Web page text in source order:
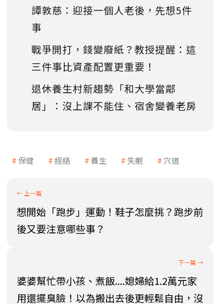
譚敦慈：迎接一個人老後，先想5件
事
戰爭開打，錢變廢紙？教授提醒：這
三件事比資產配置更重要！
退休養生村新趨勢「和大學當鄰
居」：沒上課不能住、宿舍變養老房
保健 經絡 養生 失眠 穴道
想開始「跑步」運動！鞋子怎麼挑？跑步前
後又要注意哪些事？
婆婆幫忙帶小孩、煮飯....媳婦給1.2萬元家
用還擺臭臉！以為搬出去後更輕鬆自由，沒